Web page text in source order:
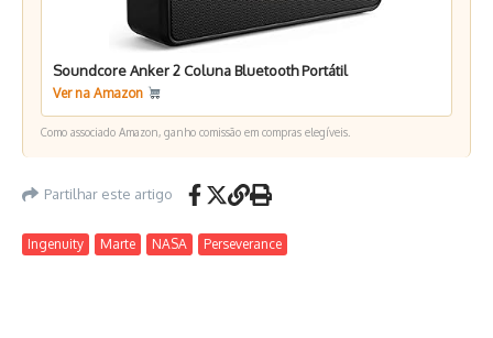
Soundcore Anker 2 Coluna Bluetooth Portátil
Ver na Amazon
Como associado Amazon, ganho comissão em compras elegíveis.
Partilhar este artigo
Ingenuity Marte NASA Perseverance